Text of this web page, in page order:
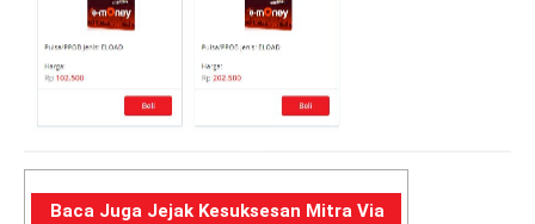
Baca Juga Jejak Kesuksesan Mitra Via